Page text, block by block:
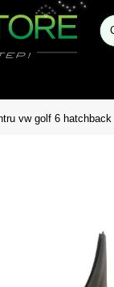
vw golf 6